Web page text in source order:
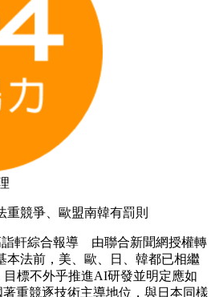
重競爭、歐盟南韓有罰則
詣軒綜合報導 由聯合新聞網授權轉
本法前，美、歐、日、韓都已相繼
標不外乎推進AI研發並明定應如
重競逐技術主導地位，與日本同樣